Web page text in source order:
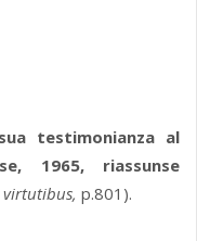
testimonianza al
1965, riassunse
p.801).